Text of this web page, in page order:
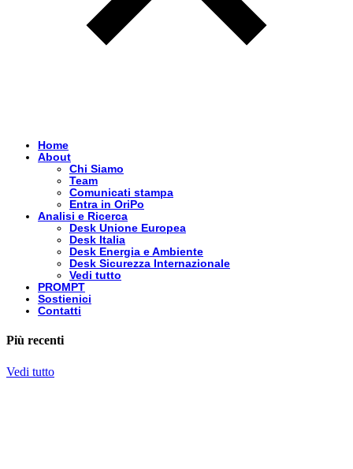
Home
About
Chi Siamo
Team
Comunicati stampa
Entra in OriPo
Analisi e Ricerca
Desk Unione Europea
Desk Italia
Desk Energia e Ambiente
Desk Sicurezza Internazionale
Vedi tutto
PROMPT
Sostienici
Contatti
Più recenti
Vedi tutto